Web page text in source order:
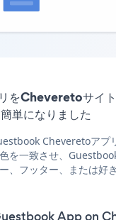
Cheveretoサイト
単になりました
Cheveretoアプ
を一致させ、
、フッター、または好
App on